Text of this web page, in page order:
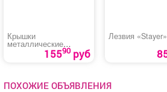
Крышки
металлические
лакированные
15590руб
Лезвия «Stayer»
ПОХОЖИЕ ОБЪЯВЛЕНИЯ